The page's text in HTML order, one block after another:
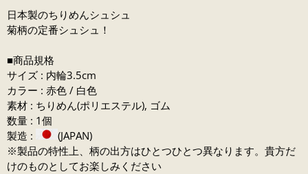
日本製のちりめんシュシュ
菊柄の定番シュシュ！
■商品規格
サイズ : 内輪3.5cm
カラー : 赤色 / 白色
素材 : ちりめん(ポリエステル), ゴム
数量 : 1個
製造 :
(JAPAN)
※製品の特性上、柄の出方はひとつひとつ異なります。貴方だ
けのものとしてお楽しみください